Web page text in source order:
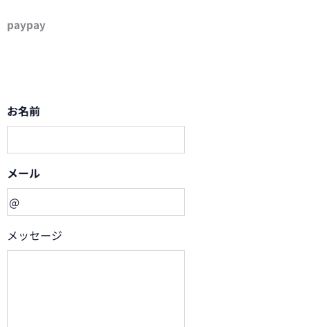
paypay
お名前
メール
メッセージ